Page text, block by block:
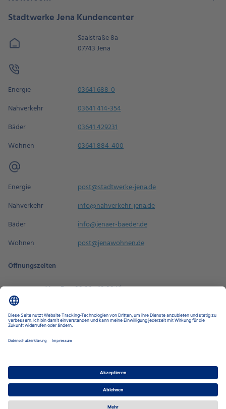
Stadtwerke Jena Kundencenter
Saalstraße 8a
07743 Jena
Energie
03641 688-0
Nahverkehr
03641 414-354
Bäder
03641 429231
Wohnen
03641 884-400
Energie
post@stadtwerke-jena.de
Nahverkehr
info@nahverkehr-jena.de
Bäder
info@jenaer-baeder.de
Wohnen
post@jenawohnen.de
Öffnungszeiten
Mo - Fr
08:00 - 18:00 Uhr
Barrierefreiheit
Stadtwerke Jena Gruppe Stadtwerke Energie Nahverkehr